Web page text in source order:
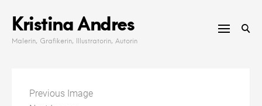
content
Kristina Andres
Malerin, Grafikerin, Illustratorin, Autorin
Previous Image